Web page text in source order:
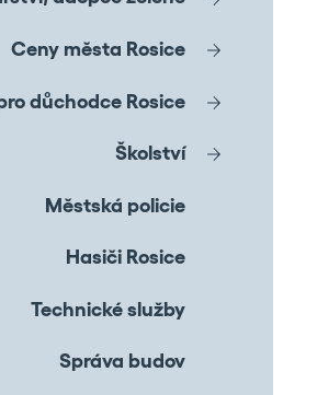
Ceny města Rosice
důchodce Rosice
Školství
Městská policie
Hasiči Rosice
Technické služby
Správa budov